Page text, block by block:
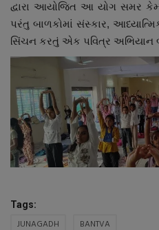
દ્વારા આયોજિત આ યોગ સમર
પરંતુ બાળકોમાં સંસ્કાર,
સિંચન કરતું એક પવિત્ર અભિયાન
Tags:
JUNAGADH
BANTVA